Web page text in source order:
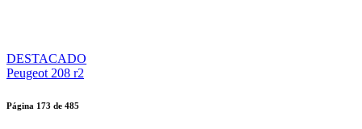
DESTACADO
Peugeot 208 r2
Página 173 de 485